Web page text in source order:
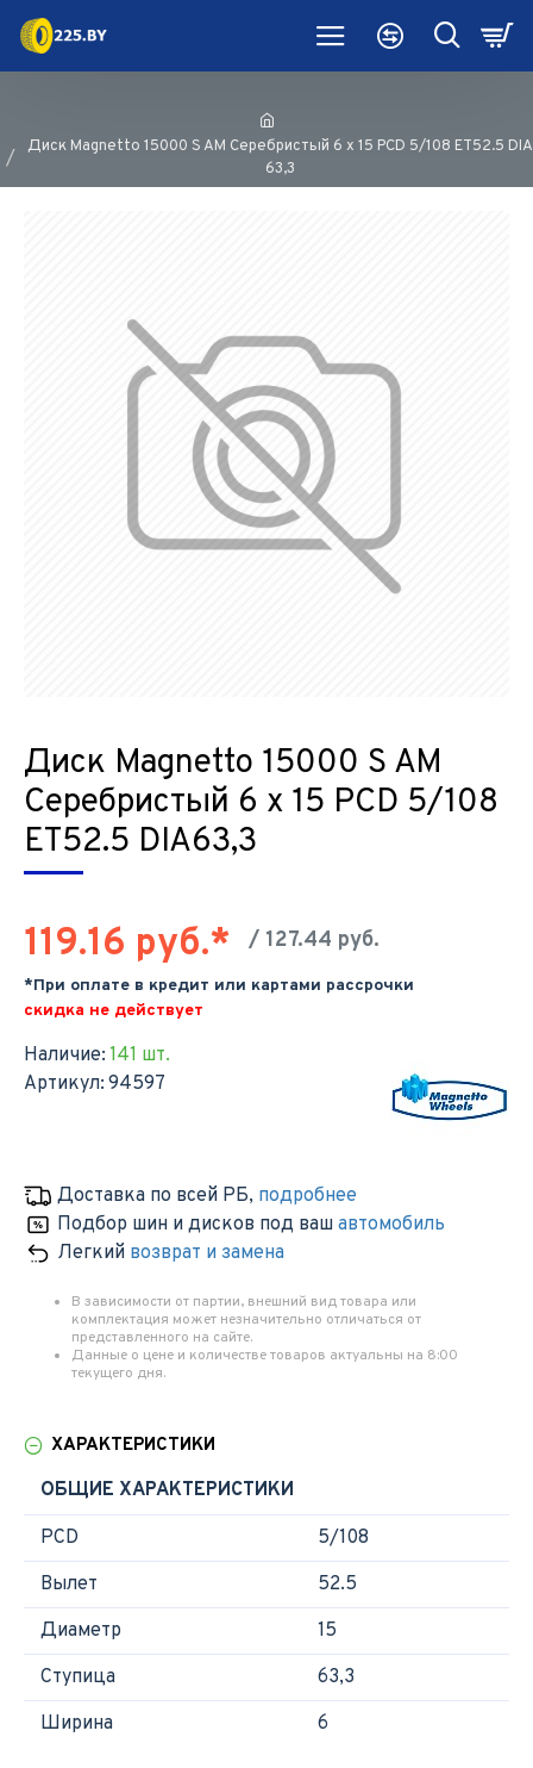
Диск Magnetto 15000 S AM Серебристый 6 х 15 PCD 5/108 ET52.5 DIA
63,3
Диск Magnetto 15000 S AM
Серебристый 6 х 15 PCD 5/108
ET52.5 DIA63,3
Наличие: 141 шт.
Артикул: 94597
119.16 руб.* / 127.44 руб.
*При оплате в кредит или картами рассрочки
скидка не действует
Доставка по всей РБ, подробнее
Подбор шин и дисков под ваш автомобиль
Легкий возврат и замена
В зависимости от партии, внешний вид товара или
комплектация может незначительно отличаться от
представленного на сайте.
Данные о цене и количестве товаров актуальны на 8:00
текущего дня.
ХАРАКТЕРИСТИКИ
ОБЩИЕ ХАРАКТЕРИСТИКИ
PCD
5/108
Вылет
52.5
Диаметр
15
Ступица
63,3
Ширина
6